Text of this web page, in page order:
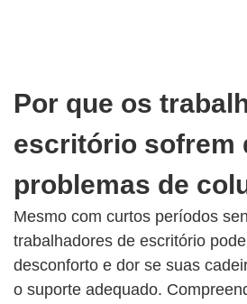
Por que os
escritório sofrem
problemas de
Mesmo com curtos períodos
trabalhadores de escritório
desconforto e dor se suas
o suporte adequado.